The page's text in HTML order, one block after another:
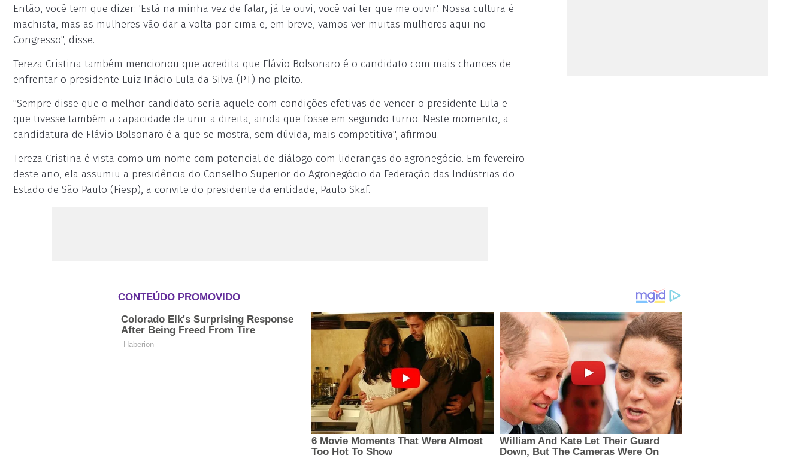
Então, você tem que dizer: 'Está na minha vez de falar, já te ouvi, você vai ter que me ouvir'. Nossa cultura é
machista, mas as mulheres vão dar a volta por cima e, em breve, vamos ver muitas mulheres aqui no
Congresso", disse.
Tereza Cristina também mencionou que acredita que Flávio Bolsonaro é o candidato com mais chances de
enfrentar o presidente Luiz Inácio Lula da Silva (PT) no pleito.
"Sempre disse que o melhor candidato seria aquele com condições efetivas de vencer o presidente Lula e
que tivesse também a capacidade de unir a direita, ainda que fosse em segundo turno. Neste momento, a
candidatura de Flávio Bolsonaro é a que se mostra, sem dúvida, mais competitiva", afirmou.
Tereza Cristina é vista como um nome com potencial de diálogo com lideranças do agronegócio. Em fevereiro
deste ano, ela assumiu a presidência do Conselho Superior do Agronegócio da Federação das Indústrias do
Estado de São Paulo (Fiesp), a convite do presidente da entidade, Paulo Skaf.